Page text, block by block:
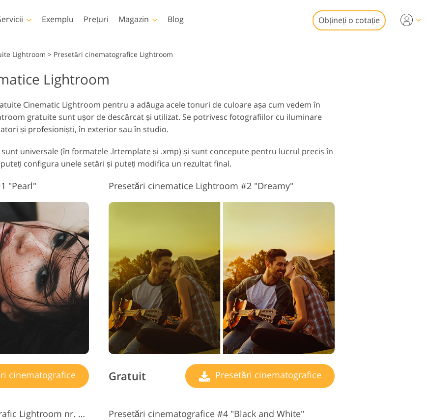
imobiliare
generate de
artificială
Servicii de manipulare a
imaginilor
Foto Restaurare Servicii
Retușând Servicii Date de Antrenament AI
Exemplu Prețuri Magazin
Photoshop
Photoshop
Photoshop
Photoshop
Colecții întregi
colecții
Templates
Șabloane
Carduri de Ziua
Îndrăgostiților
Invitatii de nunta
naștere a copiilor
Blog Obțineți o cotație
Lightroom > Presetări cinematografice Lightroom
Lightroom
Cinematic Lightroom pentru a adăuga acele tonuri de culoare așa cum vedem în
gratuite sunt ușor de descărcat și utilizat. Se potrivesc fotografiilor cu iluminare
și profesioniști, în exterior sau în studio.
universale (în formatele .lrtemplate și .xmp) și sunt concepute pentru lucrul precis în
configura unele setări și puteți modifica un rezultat final.
"Pearl"
cinematografice
Presetări cinematice Lightroom #2 "Dreamy"
Gratuit Presetări cinematografice
Presetarea aspectului cinematografic Lightroom nr. 3 "Rustic" Presetări cinematografice #4 "Black and White"